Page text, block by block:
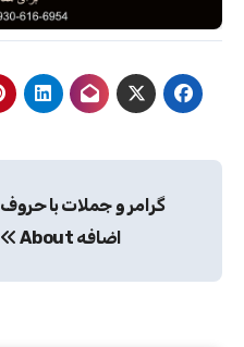
نوشته
گرامر و جملات با حروف
اضافه About